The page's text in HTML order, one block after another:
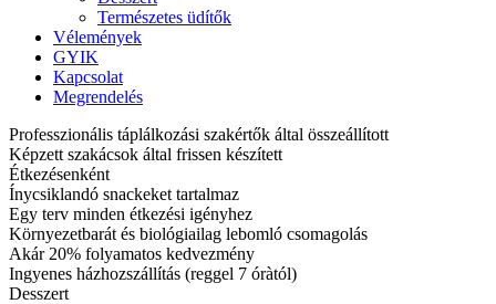
Természetes üdítők
Vélemények
GYIK
Kapcsolat
Megrendelés
Professzionális táplálkozási szakértők által összeállított
Képzett szakácsok által frissen készített
Étkezésenként
Ínycsiklandó snackeket tartalmaz
Egy terv minden étkezési igényhez
Környezetbarát és biológiailag lebomló csomagolás
Akár 20% folyamatos kedvezmény
Ingyenes házhozszállítás (reggel 7 óràtól)
Desszert